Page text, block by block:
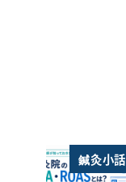
鍼灸小話